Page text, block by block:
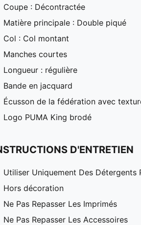
Coupe : Décontractée
Matière principale : Double piqué
Col : Col montant
Manches courtes
Longueur : régulière
Bande en jacquard
Écusson de la fédération avec
Logo PUMA King brodé
D'ENTRETIEN
Utiliser Uniquement Des Détergents
Hors décoration
Ne Pas Repasser Les Imprimés
Ne Pas Repasser Les Accessoires